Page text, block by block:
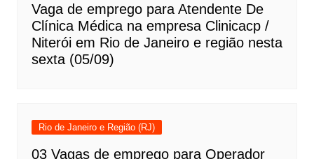
Vaga de emprego para Atendente De
Clínica Médica na empresa Clinicacp /
Niterói em Rio de Janeiro e região nesta
sexta (05/09)
Rio de Janeiro e Região (RJ)
03 Vagas de emprego para Operador